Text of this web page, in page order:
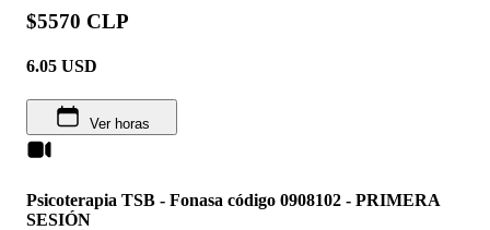
$5570 CLP
6.05 USD
Ver horas
Psicoterapia TSB - Fonasa código 0908102 - PRIMERA
SESIÓN